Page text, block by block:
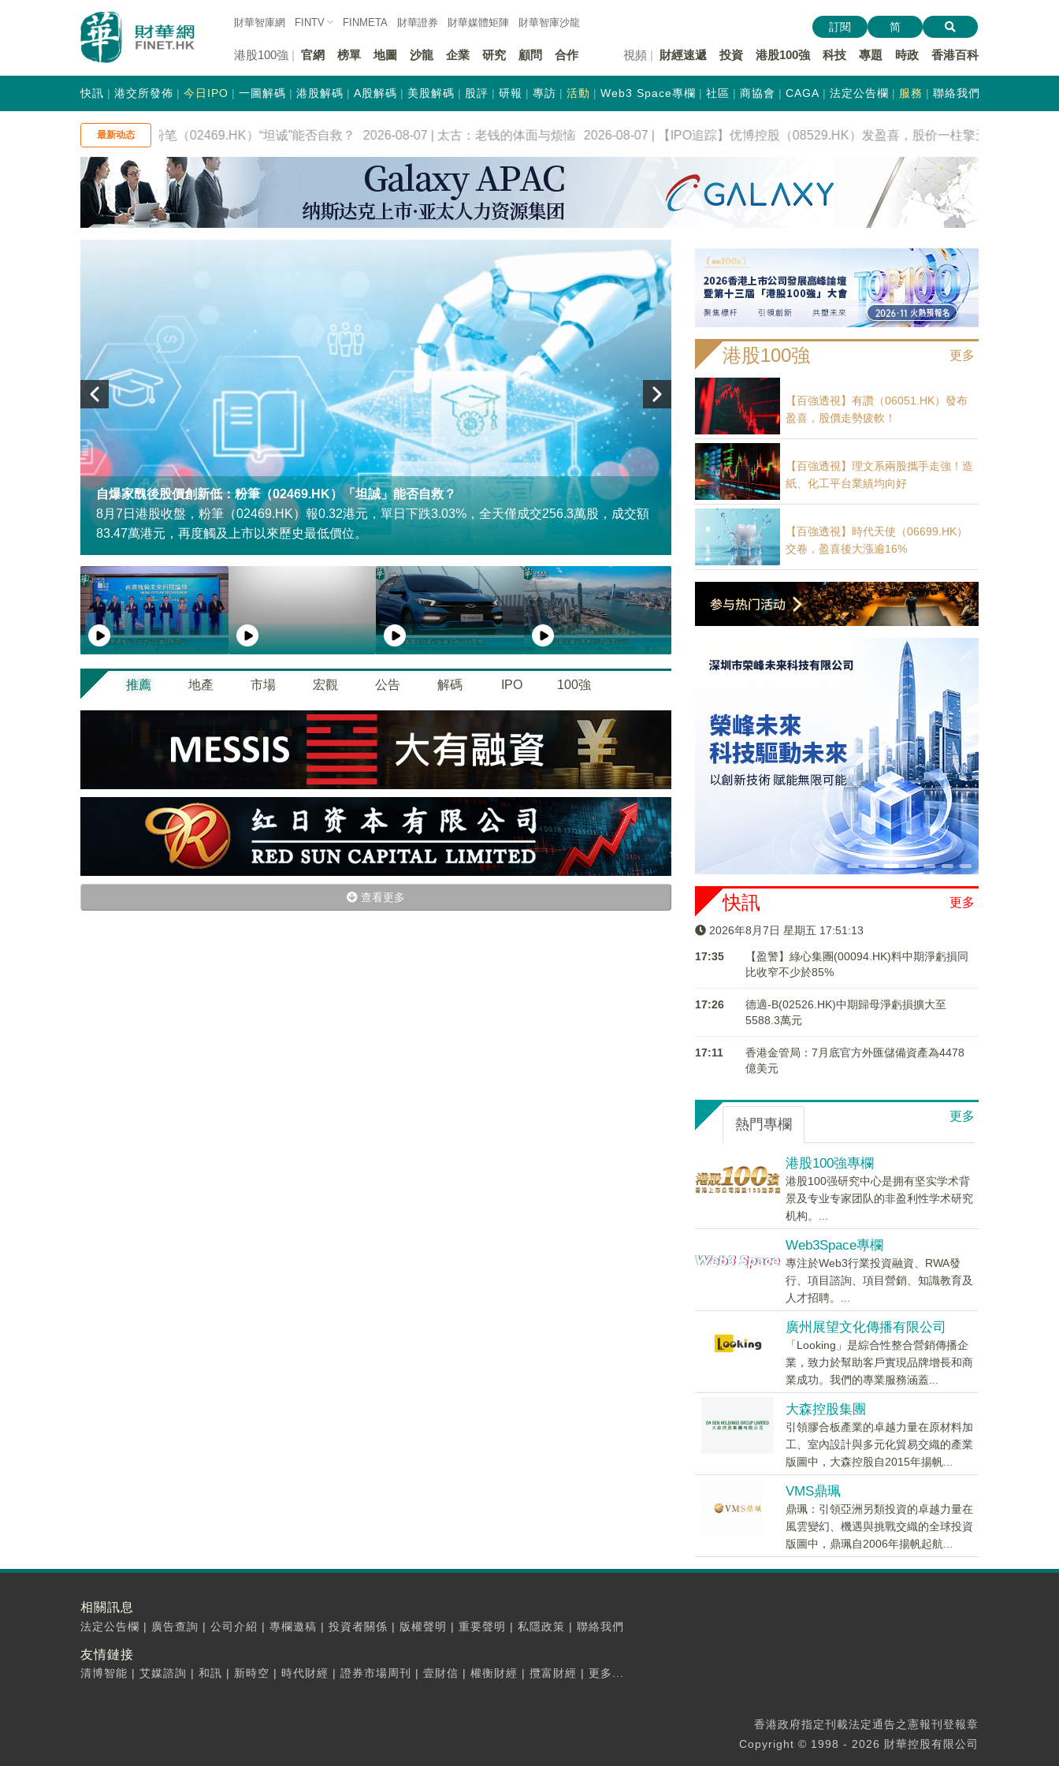
財華智庫網 FINTV FINMETA 財華證券 財華媒體矩陣 財華智庫沙龍
港股100強 官網 榜單 地圖 沙龍 企業 研究 顧問 合作 視頻 財經速遞 投資 港股100強 科技 專題 時政 香港百科
訂閱 简
快訊 港交所發佈 今日IPO 一圖解碼 港股解碼 A股解碼 美股解碼 股評 研報 專訪 活動 Web3 Space專欄 社區 商協會 CAGA 法定公告欄 服務 聯絡我們
最新动态
家丑后股价创新低：粉笔（02469.HK）“坦诚”能否自救？ 2026-08-07 | 太古：老钱的体面与烦恼 2026-08-07 | 【IPO追踪】优博控股（08529.HK）发盈喜，股价一柱擎天，涨近30%！
自爆家醜後股價創新低：粉筆（02469.HK）「坦誠」能否自救？
8月7日港股收盤，粉筆（02469.HK）報0.32港元，單日下跌3.03%，全天僅成交256.3萬股，成交額
83.47萬港元，再度觸及上市以來歷史最低價位。
【IPO前哨】從BD高光到虧損回歸，百利天恆（688506.SH）面
8月6日，百利天恆（688506.SH）再次向港交所遞交上市申請
志銀行擔任聯席保薦人。
推薦 地產 市場 宏觀 公告 解碼 IPO 100強
查看更多
更多
港股100強
【百強透視】有讚（06051.HK）發布
盈喜，股價走勢疲軟！
【百強透視】理文系兩股攜手走強！造
紙、化工平台業績均向好
【百強透視】時代天使（06699.HK）
交卷，盈喜後大漲逾16%
更多
快訊
2026年8月7日 星期五 17:51:14
17:35
【盈警】綠心集團(00094.HK)料中期淨虧損同
比收窄不少於85%
17:26
德適-B(02526.HK)中期歸母淨虧損擴大至
5588.3萬元
17:11
香港金管局：7月底官方外匯儲備資產為4478
億美元
更多
熱門專欄
港股100強專欄
港股100强研究中心是拥有坚实学术背
景及专业专家团队的非盈利性学术研究
机构。...
Web3Space專欄
專注於Web3行業投資融資、RWA發
行、項目諮詢、項目營銷、知識教育及
人才招聘。...
廣州展望文化傳播有限公司
「Looking」是綜合性整合營銷傳播企
業，致力於幫助客戶實現品牌增長和商
業成功。我們的專業服務涵蓋...
大森控股集團
引領膠合板產業的卓越力量在原材料加
工、室內設計與多元化貿易交織的產業
版圖中，大森控股自2015年揚帆...
VMS鼎珮
鼎珮：引領亞洲另類投資的卓越力量在
風雲變幻、機遇與挑戰交織的全球投資
版圖中，鼎珮自2006年揚帆起航...
相關訊息
法定公告欄 | 廣告查詢 | 公司介紹 | 專欄邀稿 | 投資者關係 | 版權聲明 | 重要聲明 | 私隱政策 | 聯絡我們
友情鏈接
清博智能 | 艾媒諮詢 | 和訊 | 新時空 | 時代財經 | 證券市場周刊 | 壹財信 | 權衡財經 | 攬富財經 | 更多...
香港政府指定刊載法定通告之憲報刊登報章
Copyright © 1998 - 2026 財華控股有限公司